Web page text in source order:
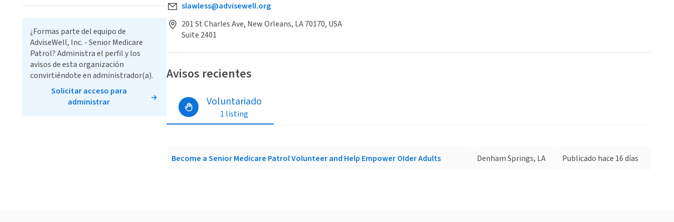
slawless@advisewell.org
201 St Charles Ave, New Orleans, LA 70170, USA
Suite 2401
Avisos recientes
Voluntariado
1 listing
Become a Senior Medicare Patrol Volunteer and Help Empower OIder Adults Denham Springs, LA Publicado hace 16 días
¿Formas parte del equipo de
AdviseWell, Inc. - Senior Medicare
Patrol? Administra el perfil y los
avisos de esta organización
convirtiéndote en administrador(a).
Solicitar acceso para
administrar